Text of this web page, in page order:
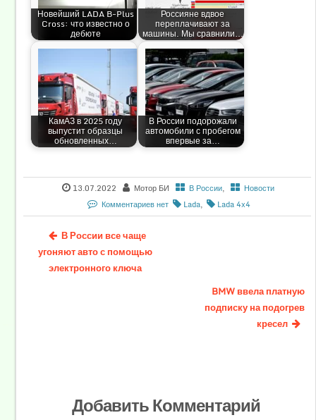
Новейший LADA B-Plus
Cross: что известно о
дебюте
Россияне вдвое
переплачивают за
машины. Мы сравнили…
КамАЗ в 2025 году
выпустит образцы
обновленных…
В России подорожали
автомобили с пробегом
впервые за…
13.07.2022 Мотор БИ В России,
Новости
Комментариев нет
Lada, Lada 4x4
В России все чаще
угоняют авто с помощью
электронного ключа
BMW ввела платную
подписку на подогрев
кресел
Добавить Комментарий